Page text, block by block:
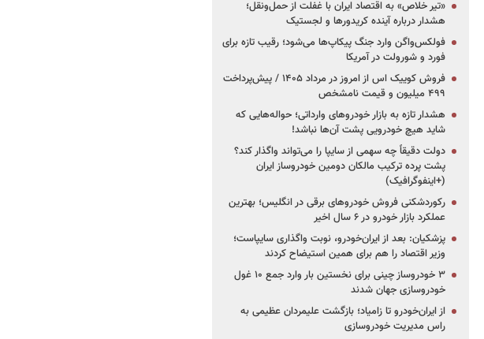
«تیر خلاص» به اقتصاد ایران با غفلت از حمل‌ونقل؛
هشدار درباره آینده کریدورها و لجستیک
فولکس‌واگن وارد جنگ پیکاپ‌ها می‌شود؛ رقیب تازه برای
فورد و شورولت در آمریکا
فروش کوییک اس از امروز در مرداد ۱۴۰۵ / پیش‌پرداخت
۴۹۹ میلیون و قیمت نامشخص
هشدار تازه به بازار خودروهای وارداتی؛ حواله‌هایی که
شاید هیچ خودرویی پشت آن‌ها نباشد!
دولت دقیقاً چه سهمی از سایپا را می‌تواند واگذار کند؟
پشت پرده ترکیب مالکان دومین خودروساز ایران
(+اینفوگرافیک)
رکوردشکنی فروش خودروهای برقی در انگلیس؛ بهترین
عملکرد بازار خودرو در ۶ سال اخیر
پزشکیان: بعد از ایران‌خودرو، نوبت واگذاری سایپاست؛
وزیر اقتصاد را هم برای همین استیضاح کردند
۳ خودروساز چینی برای نخستین بار وارد جمع ۱۰ غول
خودروسازی جهان شدند
از ایران‌خودرو تا زامیاد؛ بازگشت علیمردان عظیمی به
راس مدیریت خودروسازی